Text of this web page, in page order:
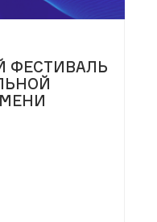
ФЕСТИВАЛЬ